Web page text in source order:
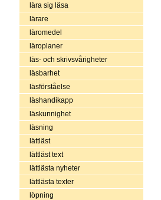
lära sig läsa
lärare
läromedel
läroplaner
läs- och skrivsvårigheter
läsbarhet
läsförståelse
läshandikapp
läskunnighet
läsning
lättläst
lättläst text
lättlästa nyheter
lättlästa texter
löpning